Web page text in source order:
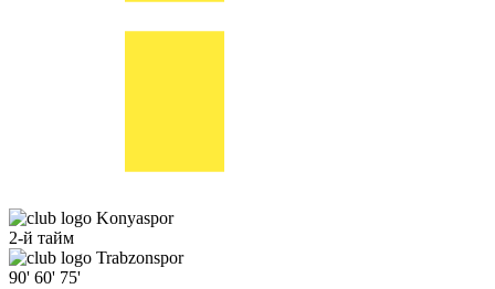
Konyaspor
2-й тайм
Trabzonspor
90' 60' 75'